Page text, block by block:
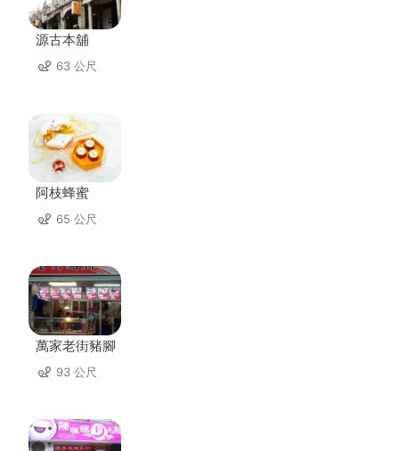
源古本舖
63 公尺
阿枝蜂蜜
65 公尺
萬家老街豬腳
93 公尺